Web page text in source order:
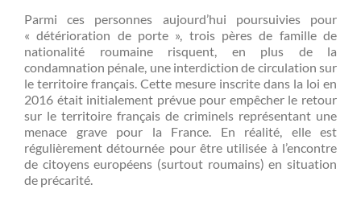
Parmi ces personnes aujourd’hui poursuivies pour
« détérioration de porte », trois pères de famille de
nationalité roumaine risquent, en plus de la
condamnation pénale, une interdiction de circulation sur
le territoire français. Cette mesure inscrite dans la loi en
2016 était initialement prévue pour empêcher le retour
sur le territoire français de criminels représentant une
menace grave pour la France. En réalité, elle est
régulièrement détournée pour être utilisée à l’encontre
de citoyens européens (surtout roumains) en situation
de précarité.